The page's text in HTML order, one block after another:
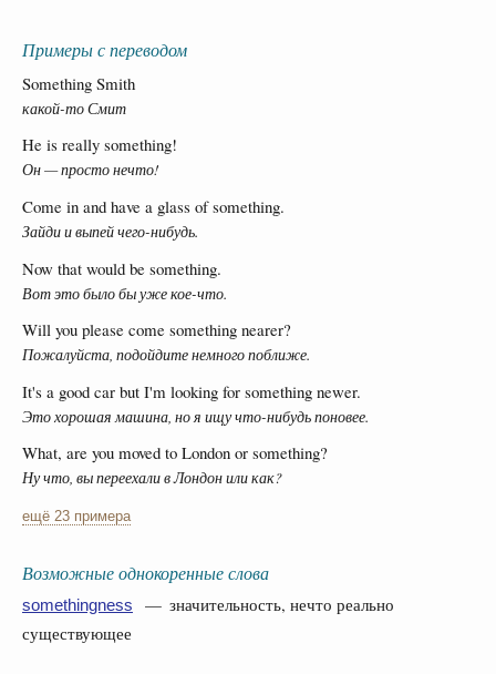
Примеры с переводом
Something Smith
какой-то Смит
He is really something!
Он — просто нечто!
Come in and have a glass of something.
Зайди и выпей чего-нибудь.
Now that would be something.
Вот это было бы уже кое-что.
Will you please come something nearer?
Пожалуйста, подойдите немного поближе.
It's a good car but I'm looking for something newer.
Это хорошая машина, но я ищу что-нибудь поновее.
What, are you moved to London or something?
Ну что, вы переехали в Лондон или как?
ещё 23 примера
Возможные однокоренные слова
somethingness
— значительность, нечто реально
существующее